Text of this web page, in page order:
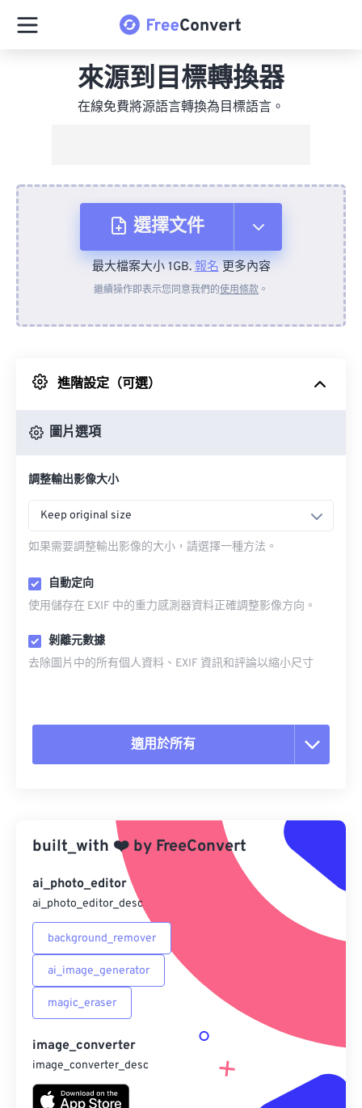
來源到目標轉換器
在線免費將源語言轉換為目標語言。
選擇文件
來自裝置
來自 Google 雲端硬碟
最大檔案大小 1GB.報名更多內容
繼續操作即表示您同意我們的使用條款 。
進階設定（可選）
圖片選項
調整輸出影像大小
Keep original size
如果需要調整輸出影像的大小，請選擇一種方法。
自動定向
使用儲存在 EXIF 中的重力感測器資料正確調整影像方向。
剝離元數據
去除圖片中的所有個人資料、EXIF 資訊和評論以縮小尺寸
適用於所有
另存為預設
built_with ❤️ by FreeConvert
ai_photo_editor
ai_photo_editor_desc
background_remover
ai_image_generator
magic_eraser
image_converter
image_converter_desc